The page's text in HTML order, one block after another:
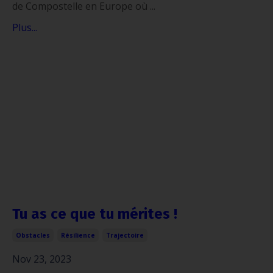
de Compostelle en Europe où ...
Plus...
Tu as ce que tu mérites !
Obstacles Résilience Trajectoire
Nov 23, 2023